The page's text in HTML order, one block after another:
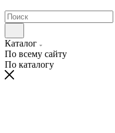
Каталог
По всему сайту
По каталогу